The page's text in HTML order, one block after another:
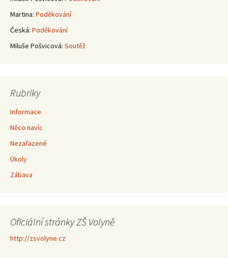
Martina: Poděkování
Česká: Poděkování
Miluše Pošvicová: Soutěž
Rubriky
Informace
Něco navíc
Nezařazené
Úkoly
Zábava
Oficiální stránky ZŠ Volyně
http://zsvolyne.cz